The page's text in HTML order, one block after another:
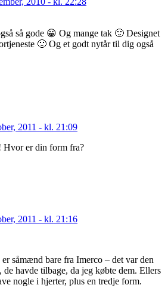
så gode 😀 Og mange tak 🙂 Designet
🙂 Og et godt nytår til dig også
2011 - kl. 21:09
Hvor er din form fra?
2011 - kl. 21:16
såmænd bare fra Imerco – det var den
de havde tilbage, da jeg købte dem. Ellers
nogle i hjerter, plus en tredje form.